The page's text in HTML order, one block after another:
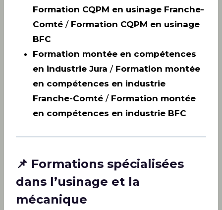
Formation CQPM en usinage Franche-
Comté / Formation CQPM en usinage
BFC
Formation montée en compétences
en industrie Jura / Formation montée
en compétences en industrie
Franche-Comté / Formation montée
en compétences en industrie BFC
📌 Formations spécialisées
dans l’usinage et la
mécanique